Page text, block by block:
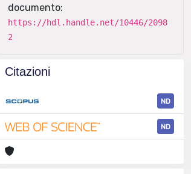
documento:
https://hdl.handle.net/10446/2098
2
Citazioni
ND
ND